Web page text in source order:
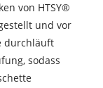
von HTSY®
und vor
durchläuft
sodass